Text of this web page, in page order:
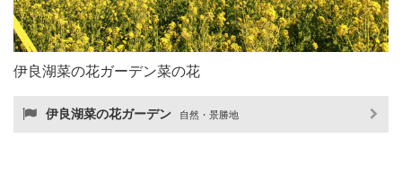
伊良湖菜の花ガーデン菜の花
伊良湖菜の花ガーデン 自然・景勝地